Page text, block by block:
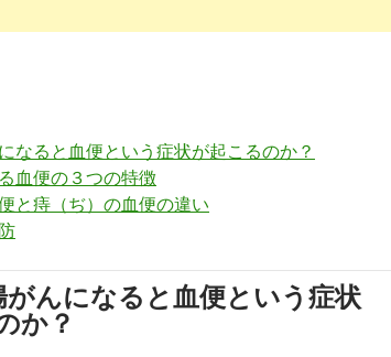
なると血便という症状が起こるのか？
血便の３つの特徴
と痔（ぢ）の血便の違い
んになると血便という症状
か？